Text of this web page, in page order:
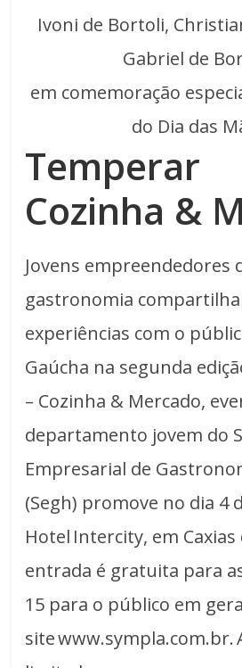
Ivoni de Bortoli,
Gabriel de
em comemoração
do Dia das
Temperar
Cozinha &
Jovens empreendedores
gastronomia
experiências com o
Gaúcha na segunda
– Cozinha & Mercado,
departamento jovem do
Empresarial de
(Segh) promove no dia 4
Hotel Intercity, em Caxias
entrada é gratuita para
15 para o público em
site www.sympla.com.br.